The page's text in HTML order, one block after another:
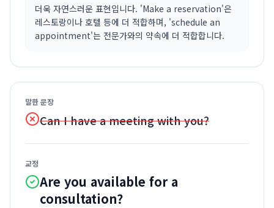
더욱 자연스러운 표현입니다. 'Make a reservation'은
레스토랑이나 호텔 등에 더 적합하며, 'schedule an
appointment'는 전문가와의 약속에 더 적합합니다.
말한 문장
Can I have a meeting with you?
교정
Are you available for a
consultation?